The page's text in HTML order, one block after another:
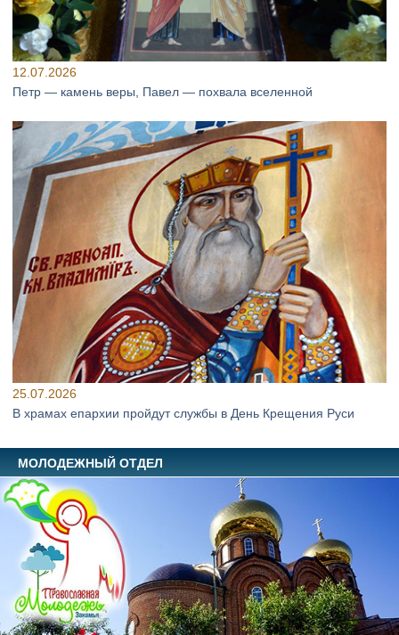
12.07.2026
Петр — камень веры, Павел — похвала вселенной
25.07.2026
В храмах епархии пройдут службы в День Крещения Руси
МОЛОДЕЖНЫЙ ОТДЕЛ